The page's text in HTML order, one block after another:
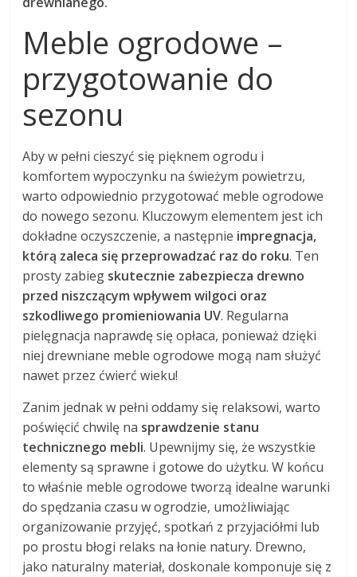
Meble ogrodowe –
przygotowanie do
sezonu
Aby w pełni cieszyć się pięknem ogrodu i
komfortem wypoczynku na świeżym powietrzu,
warto odpowiednio przygotować meble ogrodowe
do nowego sezonu. Kluczowym elementem jest ich
dokładne oczyszczenie, a następnie impregnacja,
którą zaleca się przeprowadzać raz do roku. Ten
prosty zabieg skutecznie zabezpiecza drewno
przed niszczącym wpływem wilgoci oraz
szkodliwego promieniowania UV. Regularna
pielęgnacja naprawdę się opłaca, ponieważ dzięki
niej drewniane meble ogrodowe mogą nam służyć
nawet przez ćwierć wieku!
Zanim jednak w pełni oddamy się relaksowi, warto
poświęcić chwilę na sprawdzenie stanu
technicznego mebli. Upewnijmy się, że wszystkie
elementy są sprawne i gotowe do użytku. W końcu
to właśnie meble ogrodowe tworzą idealne warunki
do spędzania czasu w ogrodzie, umożliwiając
organizowanie przyjęć, spotkań z przyjaciółmi lub
po prostu błogi relaks na łonie natury. Drewno,
jako naturalny materiał, doskonale komponuje się z